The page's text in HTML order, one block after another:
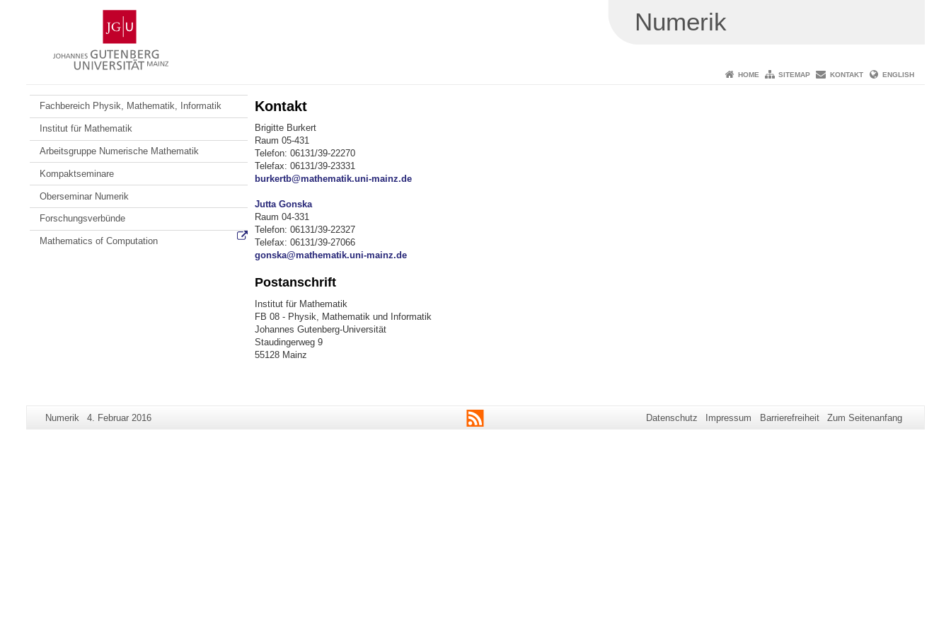
Gutenberg-
Universität
Mainz
Numerik
HOME SITEMAP KONTAKT ENGLISH
Fachbereich Physik, Mathematik, Informatik
Institut für Mathematik
Arbeitsgruppe Numerische Mathematik
Kompaktseminare
Oberseminar Numerik
Forschungsverbünde
Mathematics of Computation
Kontakt
Brigitte Burkert
Raum 05-431
Telefon: 06131/39-22270
Telefax: 06131/39-23331
burkertb@mathematik.uni-mainz.de
Jutta Gonska
Raum 04-331
Telefon: 06131/39-22327
Telefax: 06131/39-27066
gonska@mathematik.uni-mainz.de
Postanschrift
Institut für Mathematik
FB 08 - Physik, Mathematik und Informatik
Johannes Gutenberg-Universität
Staudingerweg 9
55128 Mainz
Zusätzliche
Seiten-
Numerik
Letzte
4. Februar 2016 RSS Datenschutz Impressum Barrierefreiheit Zum Seitenanfang